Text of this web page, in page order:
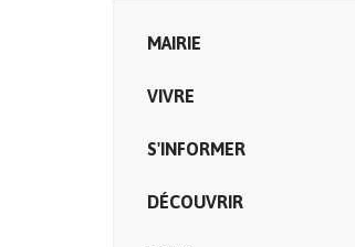
MAIRIE
VIVRE
S'INFORMER
DÉCOUVRIR